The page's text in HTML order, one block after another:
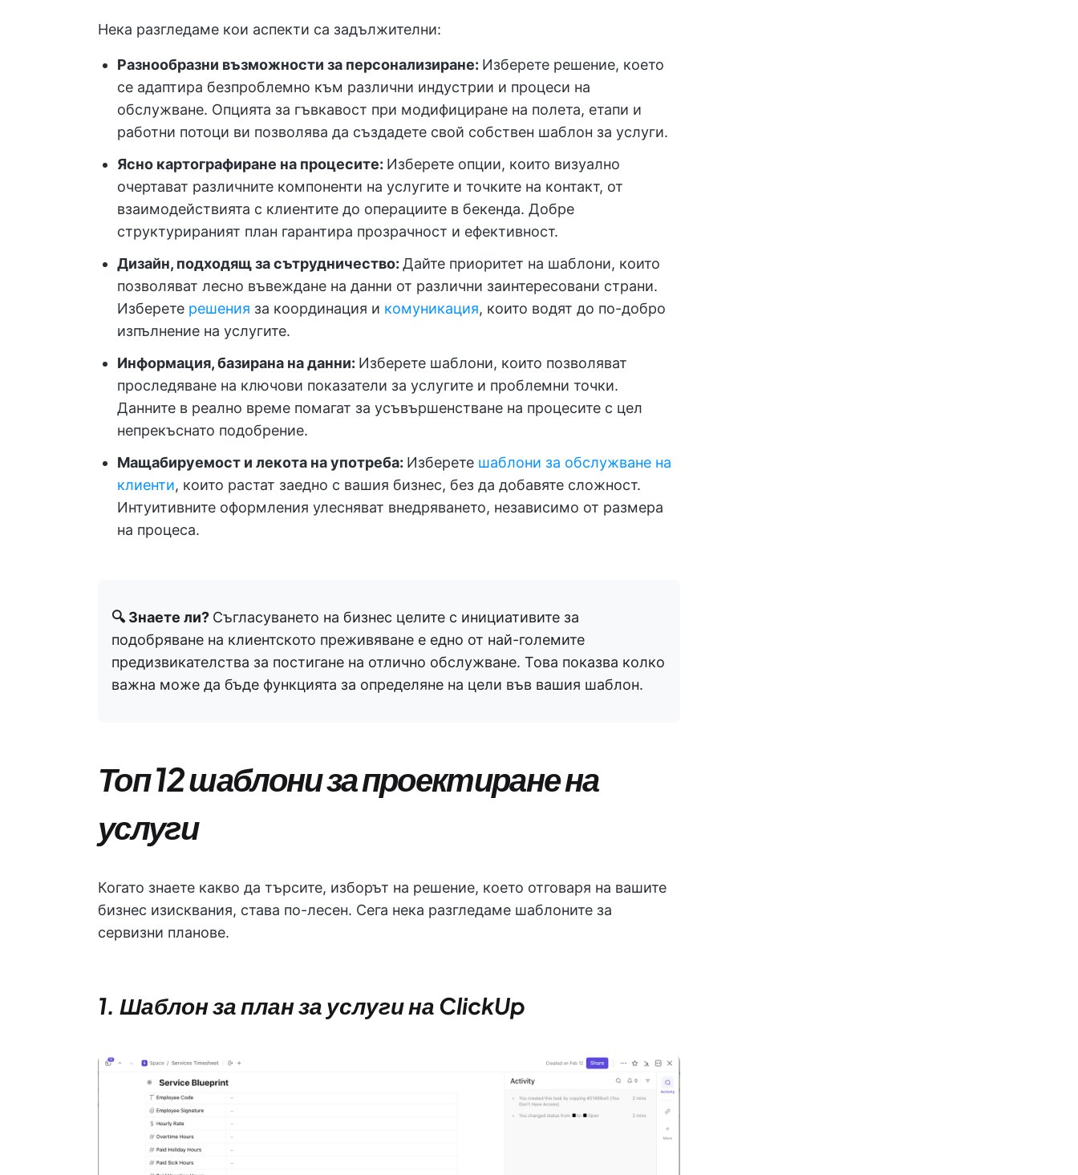
Нека разгледаме кои аспекти са задължителни:
Разнообразни възможности за персонализиране: Изберете решение, което
се адаптира безпроблемно към различни индустрии и процеси на
обслужване. Опцията за гъвкавост при модифициране на полета, етапи и
работни потоци ви позволява да създадете свой собствен шаблон за услуги.
Ясно картографиране на процесите: Изберете опции, които визуално
очертават различните компоненти на услугите и точките на контакт, от
взаимодействията с клиентите до операциите в бекенда. Добре
структурираният план гарантира прозрачност и ефективност.
Дизайн, подходящ за сътрудничество: Дайте приоритет на шаблони, които
позволяват лесно въвеждане на данни от различни заинтересовани страни.
Изберете решения за координация и комуникация, които водят до по-добро
изпълнение на услугите.
Информация, базирана на данни: Изберете шаблони, които позволяват
проследяване на ключови показатели за услугите и проблемни точки.
Данните в реално време помагат за усъвършенстване на процесите с цел
непрекъснато подобрение.
Мащабируемост и лекота на употреба: Изберете шаблони за обслужване на
клиенти, които растат заедно с вашия бизнес, без да добавяте сложност.
Интуитивните оформления улесняват внедряването, независимо от размера
на процеса.
🔍 Знаете ли? Съгласуването на бизнес целите с инициативите за
подобряване на клиентското преживяване е едно от най-големите
предизвикателства за постигане на отлично обслужване. Това показва колко
важна може да бъде функцията за определяне на цели във вашия шаблон.
Топ 12 шаблони за проектиране на
услуги
Когато знаете какво да търсите, изборът на решение, което отговаря на вашите
бизнес изисквания, става по-лесен. Сега нека разгледаме шаблоните за
сервизни планове.
1. Шаблон за план за услуги на ClickUp